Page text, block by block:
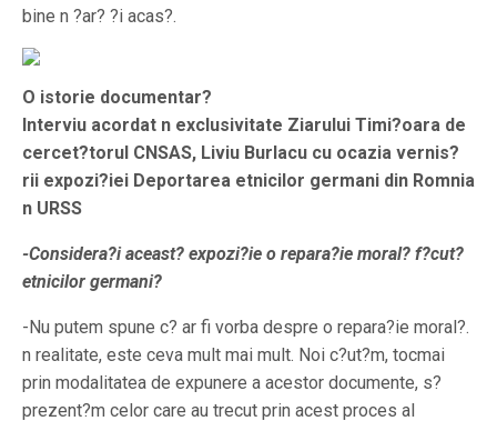
bine n ?ar? ?i acas?.
O istorie documentar?
Interviu acordat n exclusivitate Ziarului Timi?oara de
cercet?torul CNSAS, Liviu Burlacu cu ocazia vernis?
rii expozi?iei Deportarea etnicilor germani din Romnia
n URSS
-Considera?i aceast? expozi?ie o repara?ie moral? f?cut?
etnicilor germani?
-Nu putem spune c? ar fi vorba despre o repara?ie moral?.
n realitate, este ceva mult mai mult. Noi c?ut?m, tocmai
prin modalitatea de expunere a acestor documente, s?
prezent?m celor care au trecut prin acest proces al